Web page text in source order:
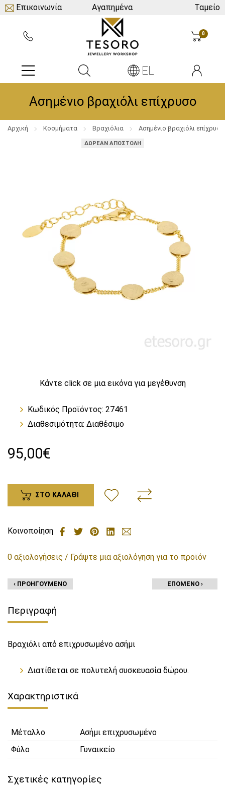
Επικοινωνία Αγαπημένα Ταμείο
0
EL
Ασημένιο βραχιόλι επίχρυσο
Αρχική Κοσμήματα Βραχιόλια Ασημένιο βραχιόλι επίχρυσο
ΔΩΡΕΑΝ ΑΠΟΣΤΟΛΗ
Κάντε click σε μια εικόνα για μεγέθυνση
Κωδικός Προϊόντος: 27461
Διαθεσιμότητα: Διαθέσιμο
95,00€
ΣΤΟ ΚΑΛΑΘΙ
Κοινοποίηση
0 αξιολογήσεις / Γράψτε μια αξιολόγηση για το προϊόν
‹ ΠΡΟΗΓΟΥΜΕΝΟ ΕΠΟΜΕΝΟ ›
Περιγραφή
Βραχιόλι από επιχρυσωμένο ασήμι
Διατίθεται σε πολυτελή συσκευασία δώρου.
Χαρακτηριστικά
Μέταλλο
Ασήμι επιχρυσωμένο
Φύλο
Γυναικείο
Σχετικές κατηγορίες